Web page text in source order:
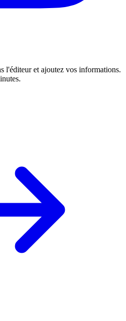
l'éditeur et ajoutez vos informations.